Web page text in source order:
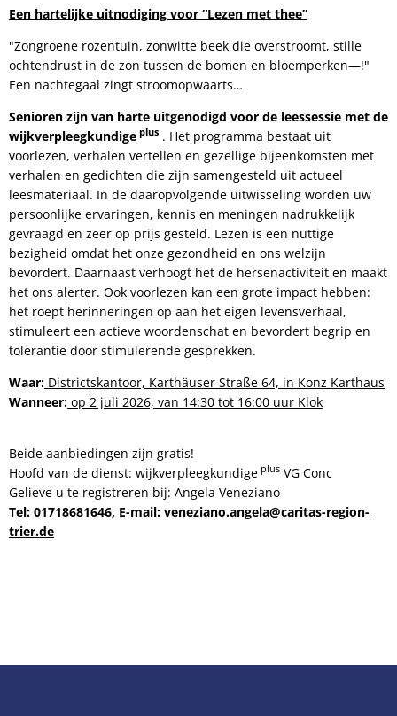
Een hartelijke uitnodiging voor “Lezen met thee”
"Zongroene rozentuin, zonwitte beek die overstroomt, stille
ochtendrust in de zon tussen de bomen en bloemperken—!"
Een nachtegaal zingt stroomopwaarts…
Senioren zijn van harte uitgenodigd voor de leessessie met de
wijkverpleegkundige plus . Het programma bestaat uit
voorlezen, verhalen vertellen en gezellige bijeenkomsten met
verhalen en gedichten die zijn samengesteld uit actueel
leesmateriaal. In de daaropvolgende uitwisseling worden uw
persoonlijke ervaringen, kennis en meningen nadrukkelijk
gevraagd en zeer op prijs gesteld. Lezen is een nuttige
bezigheid omdat het onze gezondheid en ons welzijn
bevordert. Daarnaast verhoogt het de hersenactiviteit en maakt
het ons alerter. Ook voorlezen kan een grote impact hebben:
het roept herinneringen op aan het eigen levensverhaal,
stimuleert een actieve woordenschat en bevordert begrip en
tolerantie door stimulerende gesprekken.
Waar: Districtskantoor, Karthäuser Straße 64, in Konz Karthaus
Wanneer: op 2 juli 2026, van 14:30 tot 16:00 uur Klok
Beide aanbiedingen zijn gratis!
Hoofd van de dienst: wijkverpleegkundige plus VG Conc
Gelieve u te registreren bij: Angela Veneziano
Tel: 01718681646, E-mail: veneziano.angela@caritas-region-
trier.de